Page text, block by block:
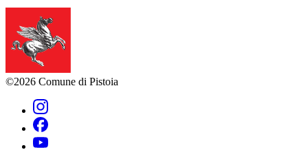
©2026 Comune di Pistoia